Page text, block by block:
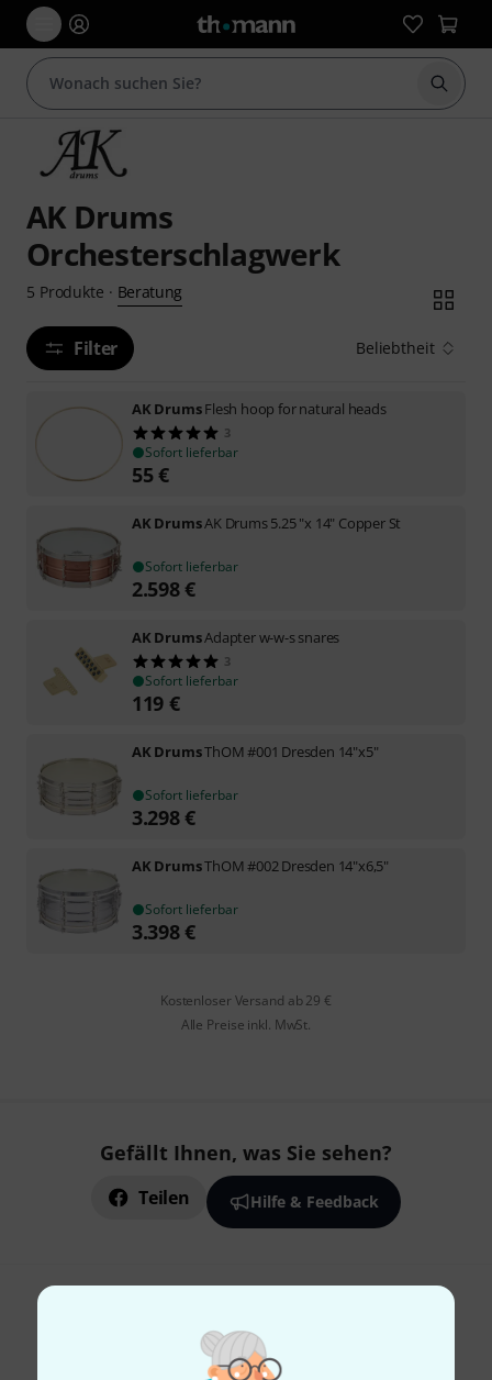
Suche
AK Drums
Orchesterschlagwerk
5 Produkte · Beratung
Filter Beliebtheit
AK DrumsFlesh hoop for natural heads
3
Sofort lieferbar
55€
AK DrumsAK Drums 5.25 "x 14" Copper St
Sofort lieferbar
2.598€
AK DrumsAdapter w-w-s snares
3
Sofort lieferbar
119 €
AK DrumsThOM #001 Dresden 14"x5"
Sofort lieferbar
3.298€
AK DrumsThOM #002 Dresden 14"x6,5"
Sofort lieferbar
3.398€
Kostenloser Versand ab 29 €
Alle Preise inkl. MwSt.
Gefällt Ihnen, was Sie sehen?
Teilen Hilfe & Feedback